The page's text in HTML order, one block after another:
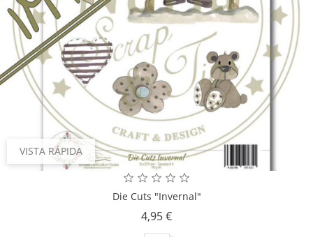
VISTA RÁPIDA
Die Cuts "Invernal"
4,95 €Precio